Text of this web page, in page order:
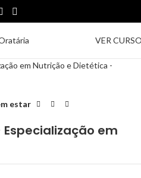
VER
estar
Especialização em